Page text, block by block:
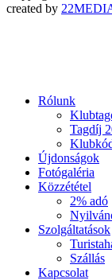
created by
Rólunk
Tagdíj
Újdonságok
Fotógaléria
Közzététel
2% adó
Szolgáltatások
Szállás
Kapcsolat